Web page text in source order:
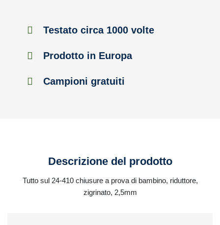
Testato circa 1000 volte
Prodotto in Europa
Campioni gratuiti
Descrizione del prodotto
Tutto sul 24-410 chiusure a prova di bambino, riduttore,
zigrinato, 2,5mm